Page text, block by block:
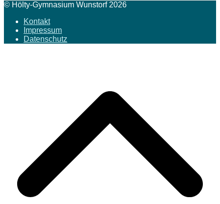
© Hölty-Gymnasium Wunstorf 2026
Kontakt
Impressum
Datenschutz